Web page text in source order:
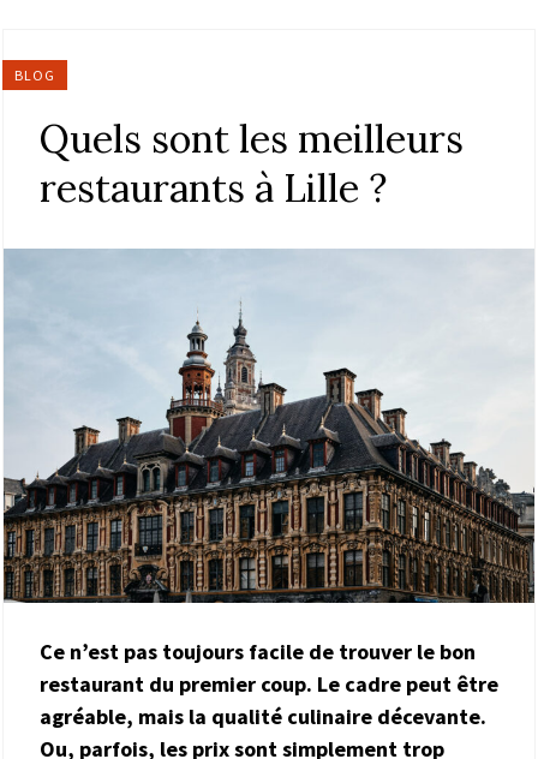
BLOG
Quels sont les meilleurs
restaurants à Lille ?
Ce n’est pas toujours facile de trouver le bon
restaurant du premier coup. Le cadre peut être
agréable, mais la qualité culinaire décevante.
Ou, parfois, les prix sont simplement trop